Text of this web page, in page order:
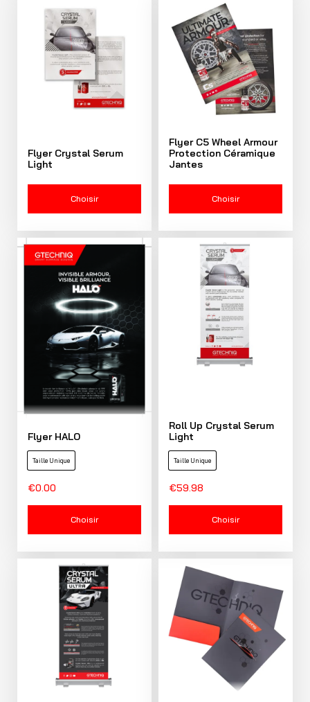
Flyer Crystal Serum
Light
Choisir
Flyer C5 Wheel Armour
Protection Céramique
Jantes
Choisir
Flyer HALO
Taille Unique
€0.00
Choisir
Roll Up Crystal Serum
Light
Taille Unique
€59.98
Choisir